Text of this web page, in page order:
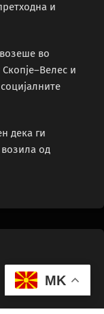
и
во
и
дека ги
возила од
MK